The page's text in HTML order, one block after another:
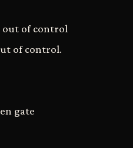
out of control
of control.
gate